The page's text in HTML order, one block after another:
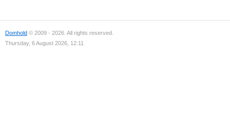
Domhold © 2009 - 2026. All rights reserved.
Thursday, 6 August 2026, 12:11